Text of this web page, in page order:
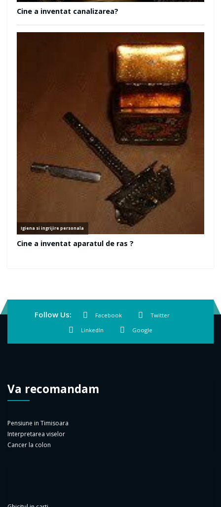
Follow Us: Facebook Twitter
LinkedIn Google
Va recomandam
Pensiune in Timisoara
Interpretarea viselor
Cancer la colon